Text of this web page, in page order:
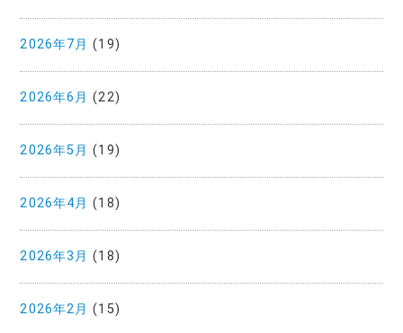
2026年7月 (19)
2026年6月 (22)
2026年5月 (19)
2026年4月 (18)
2026年3月 (18)
2026年2月 (15)